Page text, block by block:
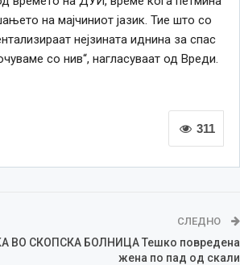
на мајчиниот јазик. Тие што со
нејзината иднина за спас
со нив“, нагласуваат од Вреди.
311
СЛЕДНО
ВО СКОПСКА БОЛНИЦА Тешко повредена
жена по пад од скали